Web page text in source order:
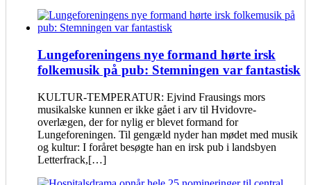
Lungeforeningens nye formand hørte irsk
folkemusik på pub: Stemningen var fantastisk
KULTUR-TEMPERATUR: Ejvind Frausings mors
musikalske kunnen er ikke gået i arv til Hvidovre-
overlægen, der for nylig er blevet formand for
Lungeforeningen. Til gengæld nyder han mødet med musik
og kultur: I foråret besøgte han en irsk pub i landsbyen
Letterfrack,[…]